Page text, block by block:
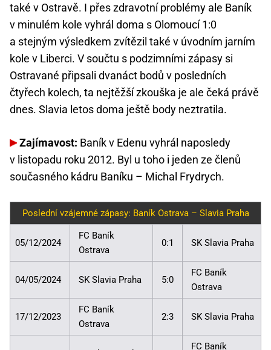
také v Ostravě. I přes zdravotní problémy ale Baník
v minulém kole vyhrál doma s Olomoucí 1:0
a stejným výsledkem zvítězil také v úvodním jarním
kole v Liberci. V součtu s podzimními zápasy si
Ostravané připsali dvanáct bodů v posledních
čtyřech kolech, ta nejtěžší zkouška je ale čeká právě
dnes. Slavia letos doma ještě body neztratila.
Zajímavost: Baník v Edenu vyhrál naposledy
v listopadu roku 2012. Byl u toho i jeden ze členů
současného kádru Baníku – Michal Frydrych.
Poslední vzájemné zápasy: Baník Ostrava – Slavia Praha
05/12/2024
FC Baník
Ostrava
0:1 SK Slavia Praha
04/05/2024 SK Slavia Praha 5:0
FC Baník
Ostrava
17/12/2023
FC Baník
Ostrava
2:3 SK Slavia Praha
FC Baník